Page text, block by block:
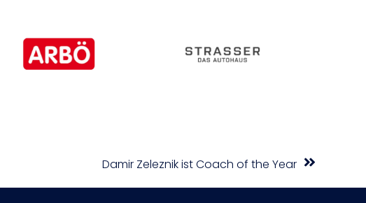
Damir Zeleznik ist Coach of the Year